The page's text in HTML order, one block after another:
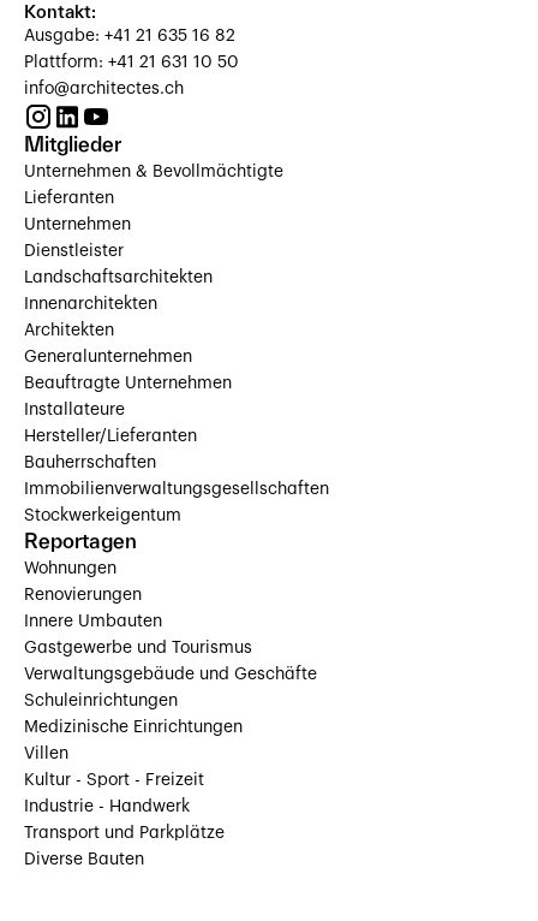
Kontakt:
Ausgabe: +41 21 635 16 82
Plattform: +41 21 631 10 50
info@architectes.ch
Mitglieder
Unternehmen & Bevollmächtigte
Lieferanten
Unternehmen
Dienstleister
Landschaftsarchitekten
Innenarchitekten
Architekten
Generalunternehmen
Beauftragte Unternehmen
Installateure
Hersteller/Lieferanten
Bauherrschaften
Immobilienverwaltungsgesellschaften
Stockwerkeigentum
Reportagen
Wohnungen
Renovierungen
Innere Umbauten
Gastgewerbe und Tourismus
Verwaltungsgebäude und Geschäfte
Schuleinrichtungen
Medizinische Einrichtungen
Villen
Kultur - Sport - Freizeit
Industrie - Handwerk
Transport und Parkplätze
Diverse Bauten